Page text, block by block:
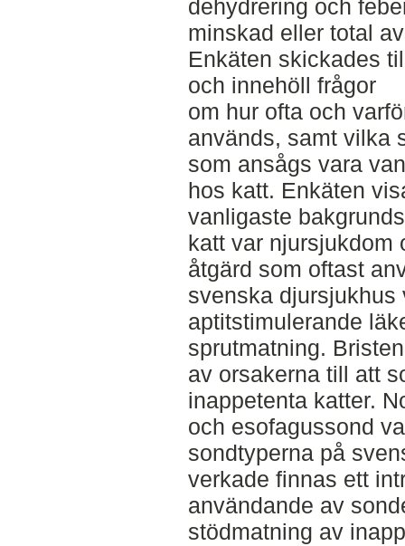
dehydrering och
minskad eller total
Enkäten skickades
och innehöll frågor
om hur ofta och
används, samt vilka
som ansågs vara
hos katt. Enkäten
vanligaste
katt var njursjukdom
åtgärd som oftast
svenska djursjukhus
aptitstimulerande
sprutmatning.
av orsakerna till att
inappetenta katter.
och esofagussond
sondtyperna på
verkade finnas ett
användande av
stödmatning av